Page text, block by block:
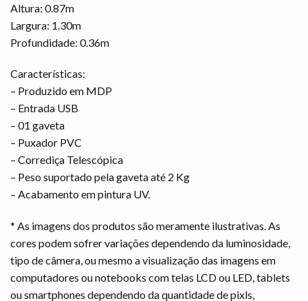
Altura: 0.87m
Largura: 1.30m
Profundidade: 0.36m
Características:
– Produzido em MDP
– Entrada USB
– 01 gaveta
– Puxador PVC
– Corrediça Telescópica
– Peso suportado pela gaveta até 2 Kg
– Acabamento em pintura UV.
* As imagens dos produtos são meramente ilustrativas. As
cores podem sofrer variações dependendo da luminosidade,
tipo de câmera, ou mesmo a visualização das imagens em
computadores ou notebooks com telas LCD ou LED, tablets
ou smartphones dependendo da quantidade de pixls,